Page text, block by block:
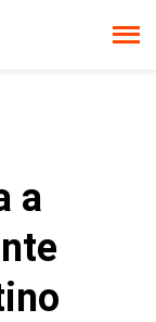
a